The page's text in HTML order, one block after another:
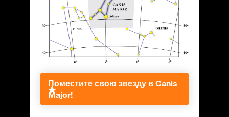
Поместите свою звезду в Canis
Major!